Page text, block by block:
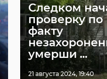
Следком
проверку по
факту
умерши ...
21 августа 2024, 19:40